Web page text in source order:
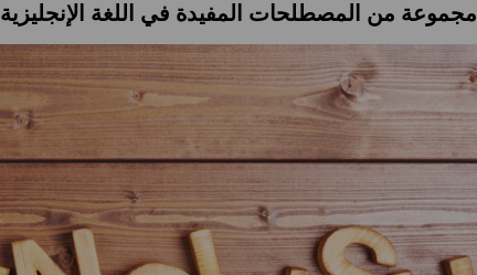
مجموعة من المصطلحات المفيدة في اللغة الإنجليزية